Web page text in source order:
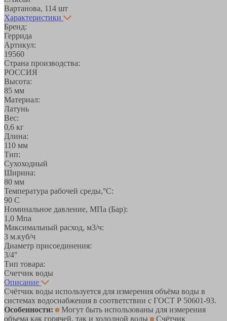
Вартанова, 114 шт
Характеристики
Бренд:
Геррида
Артикул:
19560
Страна производства:
РОССИЯ
Высота:
85 мм
Материал:
Латунь
Вес:
0,6 кг
Длина:
110 мм
Тип:
Сухоходный
Ширина:
80 мм
Температура рабочей среды,°С:
90 С
Номинальное давление, МПа (Бар):
1,0 Мпа
Максимальный расход, м3/ч:
3 м.куб/ч
Диаметр присоединения:
3/4"
Тип товара:
Счетчик воды
Описание
Счётчик воды используется для измерения объёма воды в
системах водоснабжения в соответствии с ГОСТ Р 50601-93.
Особенности:
Могут быть использованы для измерения
объема как горячей, так и холодной воды
Счётчик